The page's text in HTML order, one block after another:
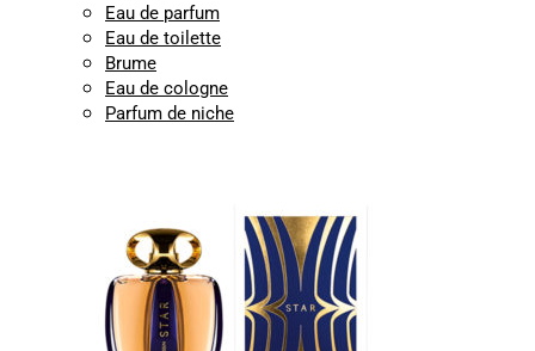
Eau de parfum
Eau de toilette
Brume
Eau de cologne
Parfum de niche